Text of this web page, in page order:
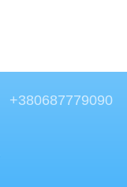
+380687779090